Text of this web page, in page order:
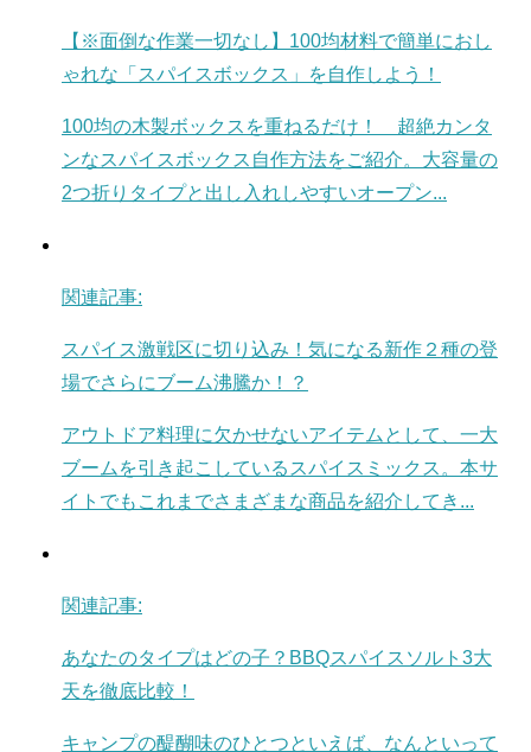
【※面倒な作業一切なし】100均材料で簡単におし
ゃれな「スパイスボックス」を自作しよう！
100均の木製ボックスを重ねるだけ！ 超絶カンタ
ンなスパイスボックス自作方法をご紹介。大容量の
2つ折りタイプと出し入れしやすいオープン...
関連記事:
スパイス激戦区に切り込み！気になる新作２種の登
場でさらにブーム沸騰か！？
アウトドア料理に欠かせないアイテムとして、一大
ブームを引き起こしているスパイスミックス。本サ
イトでもこれまでさまざまな商品を紹介してき...
関連記事:
あなたのタイプはどの子？BBQスパイスソルト3大
天を徹底比較！
キャンプの醍醐味のひとつといえば、なんといって